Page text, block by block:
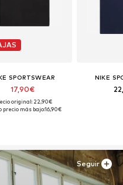
SPORTSWEAR
17,90€
original: 22,90€
precio más bajo:16,90€
NIKE
Seguir